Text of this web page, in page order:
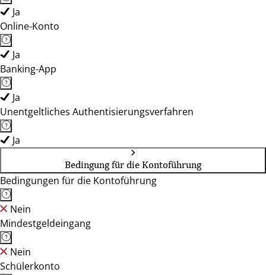
Ja
Online-Konto
Ja
Banking-App
Ja
Unentgeltliches Authentisierungsverfahren
Ja
Bedingung für die Kontoführung
Bedingungen für die Kontoführung
Nein
Mindestgeldeingang
Nein
Schülerkonto